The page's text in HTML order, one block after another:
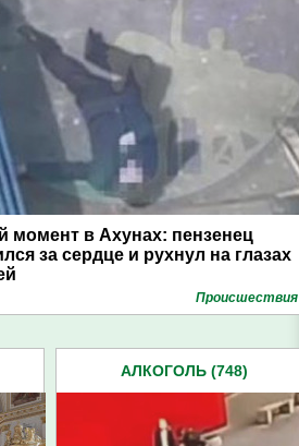
момент в Ахунах: пензенец
за сердце и рухнул на глазах
Проиcшествия
АЛКОГОЛЬ (748)